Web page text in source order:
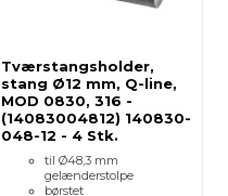
Tværstangsholder,
stang Ø12 mm, Q-line,
MOD 0830, 316 -
(14083004812) 140830-
048-12 - 4 Stk.
til Ø48,3 mm
gelænderstolpe
børstet